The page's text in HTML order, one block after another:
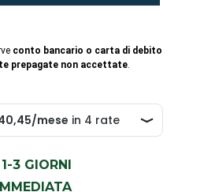
conto bancario o carta di debito
prepagate non accettate.
3 GIORNI